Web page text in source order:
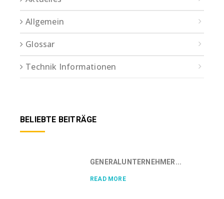
Allgemein
Glossar
Technik Informationen
BELIEBTE BEITRÄGE
GENERALUNTERNEHMER...
READ MORE